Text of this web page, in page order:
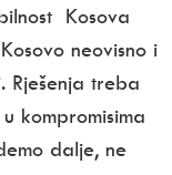
Kosova
neovisno i
Rješenja treba
kompromisima
dalje, ne